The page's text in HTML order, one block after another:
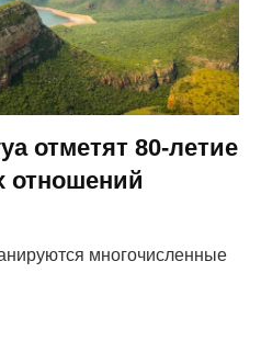
отметят 80-летие
отношений
многочисленные